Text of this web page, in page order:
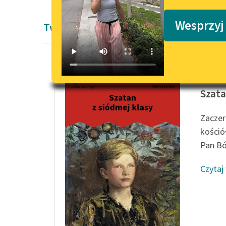
Twórczość Kornela Makuszyńskiego
Pan
Czytaj